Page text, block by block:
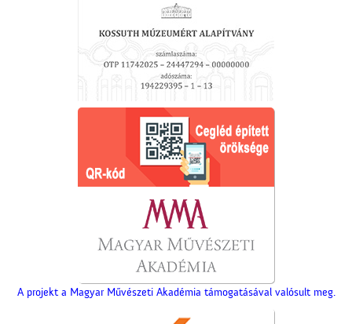
A projekt a Magyar Művészeti Akadémia támogatásával valósult meg.